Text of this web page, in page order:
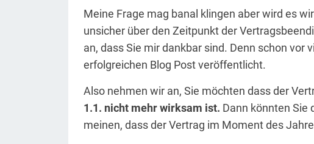
Meine Frage mag banal klingen aber wird es
unsicher über den Zeitpunkt der
an, dass Sie mir dankbar sind. Denn schon vor
erfolgreichen Blog Post veröffentlicht.
Also nehmen wir an, Sie möchten dass der
1.1. nicht mehr wirksam ist. Dann könnten Sie
meinen, dass der Vertrag im Moment des